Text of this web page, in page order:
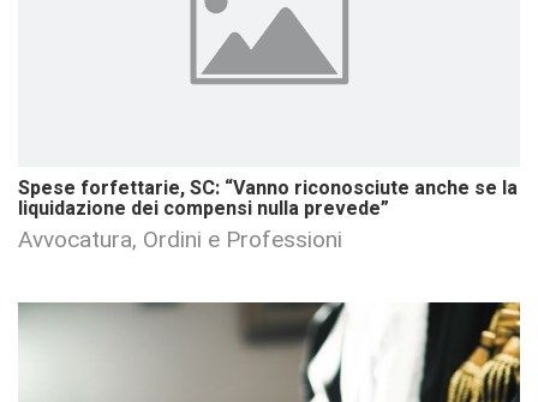
Spese forfettarie, SC: “Vanno riconosciute anche se la
liquidazione dei compensi nulla prevede”
Avvocatura, Ordini e Professioni